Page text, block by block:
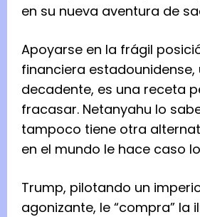
en su nueva aventura de
Apoyarse en la frágil
financiera estadounidense,
decadente, es una receta
fracasar. Netanyahu lo
tampoco tiene otra
en el mundo le hace caso
Trump, pilotando un
agonizante, le “compra” la